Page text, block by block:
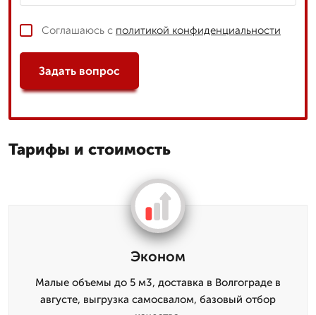
Соглашаюсь с политикой конфиденциальности
Задать вопрос
Тарифы и стоимость
Эконом
Малые объемы до 5 м3, доставка в Волгограде в
августе, выгрузка самосвалом, базовый отбор